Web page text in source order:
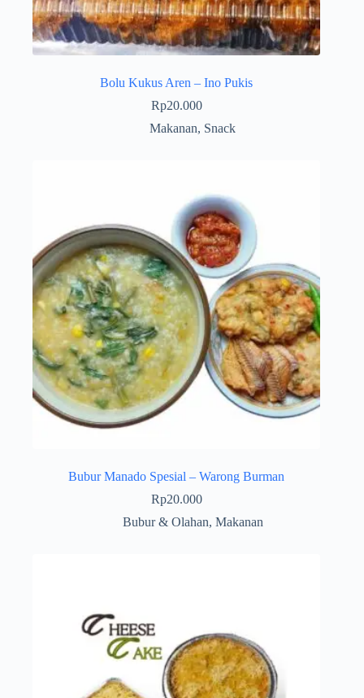
Bolu Kukus Aren – Ino Pukis
Rp20.000
Makanan, Snack
Bubur Manado Spesial – Warong Burman
Rp20.000
Bubur & Olahan, Makanan